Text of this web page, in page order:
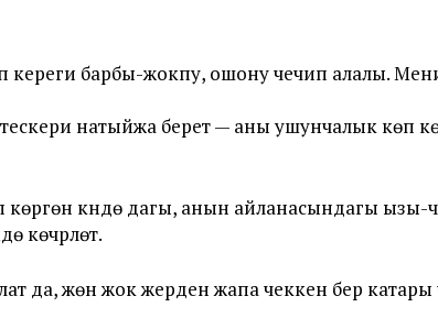
кереги барбы-жокпу, ошону чечип алалы.
натыйжа берет — аны ушунчалык көп
көргөн күндө дагы, анын айланасындагы
да, жөнү жок жерден жапа чеккен берүү